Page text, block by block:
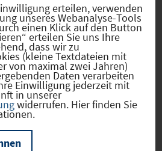
erteilen, verwenden
unseres Webanalyse-Tools
einen Klick auf den Button
erteilen Sie uns Ihre
dass wir zu
(kleine Textdateien mit
von maximal zwei Jahren)
Daten verarbeiten
Einwilligung jederzeit mit
in unserer
widerrufen. Hier finden Sie